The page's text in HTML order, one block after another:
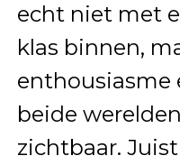
echt niet met
klas binnen,
enthousiasme
beide
zichtbaar.